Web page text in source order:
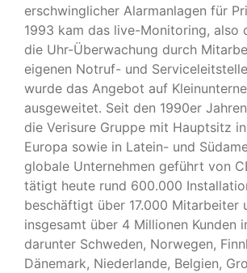
erschwinglicher Alarmanlagen für
1993 kam das live-Monitoring, also
die Uhr-Überwachung durch
eigenen Notruf- und
wurde das Angebot auf
ausgeweitet. Seit den 1990er
die Verisure Gruppe mit Hauptsitz
Europa sowie in Latein- und
globale Unternehmen geführt von
tätigt heute rund 600.000
beschäftigt über 17.000 Mitarbeiter
insgesamt über 4 Millionen Kunden
darunter Schweden, Norwegen,
Dänemark, Niederlande, Belgien,